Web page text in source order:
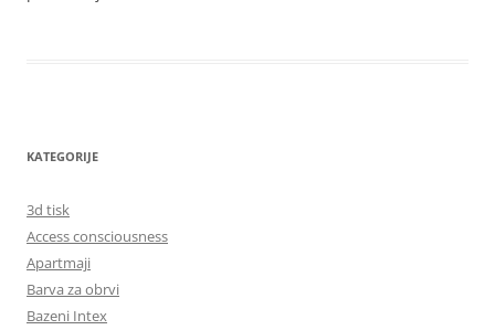
KATEGORIJE
3d tisk
Access consciousness
Apartmaji
Barva za obrvi
Bazeni Intex